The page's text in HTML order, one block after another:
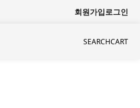
회원가입로그인
SEARCHCART